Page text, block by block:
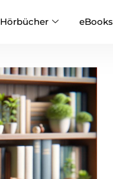
Hörbücher eBooks